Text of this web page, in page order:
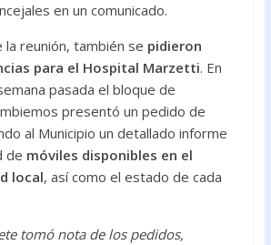
en un comunicado.
la reunión, también se pidieron
para el Hospital Marzetti. En
pasada el bloque de
presentó un pedido de
al Municipio un detallado informe
de móviles disponibles en el
local, así como el estado de cada
tomó nota de los pedidos,